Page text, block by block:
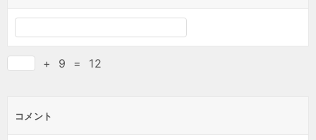
+ 9 = 12
コメント